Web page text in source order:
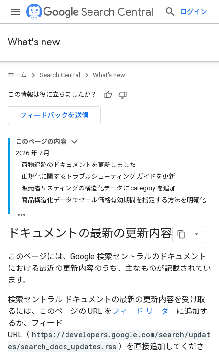
Search Central ログイン
What's new
ホーム Search Central What's new
この情報は役に立ちましたか？
フィードバックを送信
このページの内容
2026 年 7 月
荷物追跡のドキュメントを更新しました
正規化に関するトラブルシューティング ガイドを更新
販売者リスティングの構造化データに category を追加
商品構造化データでセール価格有効期間を指定する方法を明確化
ドキュメントの最新の更新内容
このページには、Google 検索セントラルのドキュメント
における最近の更新内容のうち、主なものが記載されてい
ます。
検索セントラル ドキュメントの最新の更新内容を受け取
るには、このページの URL を フィード リーダー に追加す
るか、フィード
URL（ https://developers.google.com/search/updat
es/search_docs_updates.rss ）を直接追加してくださ